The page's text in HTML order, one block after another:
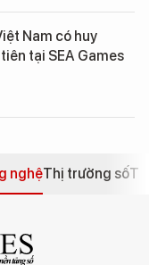
Nam có huy
tại SEA Games
nghệThị trường số